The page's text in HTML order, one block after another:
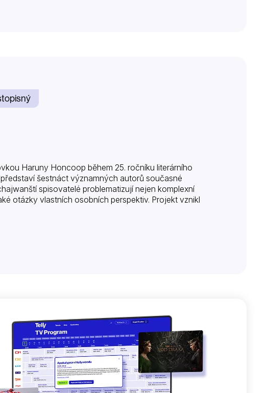
Haruny Honcoop během 25. ročníku literárního
šestnáct významných autorů současné
spisovatelé problematizují nejen komplexní
otázky vlastních osobních perspektiv. Projekt vznikl